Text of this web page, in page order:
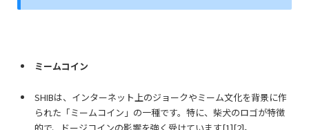
ミームコイン
SHIBは、インターネット上のジョークやミーム文化を背景に作
られた「ミームコイン」の一種です。特に、柴犬のロゴが特徴